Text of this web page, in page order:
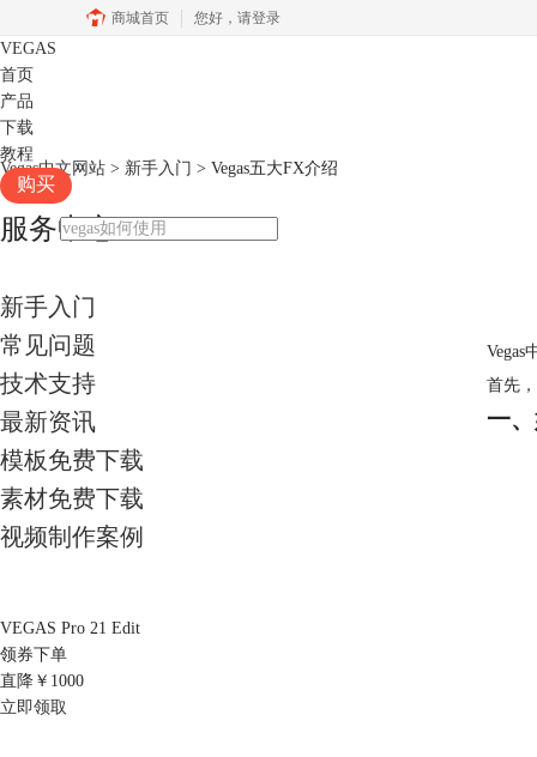
商城首页 您好， 请登录
VEGAS
首页
产品
下载
教程
购买
Vegas中文网站 > 新手入门 > Vegas五大FX介绍
服务中心
新手入门
常见问题
技术支持
最新资讯
模板免费下载
素材免费下载
视频制作案例
VEGAS Pro 21 Edit
领券下单
直降￥ 1000
立即领取
Vegas
首先
一